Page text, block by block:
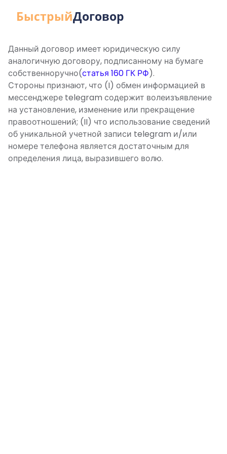
БыстрыйДоговор
Данный договор имеет юридическую силу
аналогичную договору, подписанному на бумаге
собственноручно(статья 160 ГК РФ).
Стороны признают, что (I) обмен информацией в
мессенджере telegram содержит волеизъявление
на установление, изменение или прекращение
правоотношений; (II) что использование сведений
об уникальной учетной записи telegram и/или
номере телефона является достаточным для
определения лица, выразившего волю.